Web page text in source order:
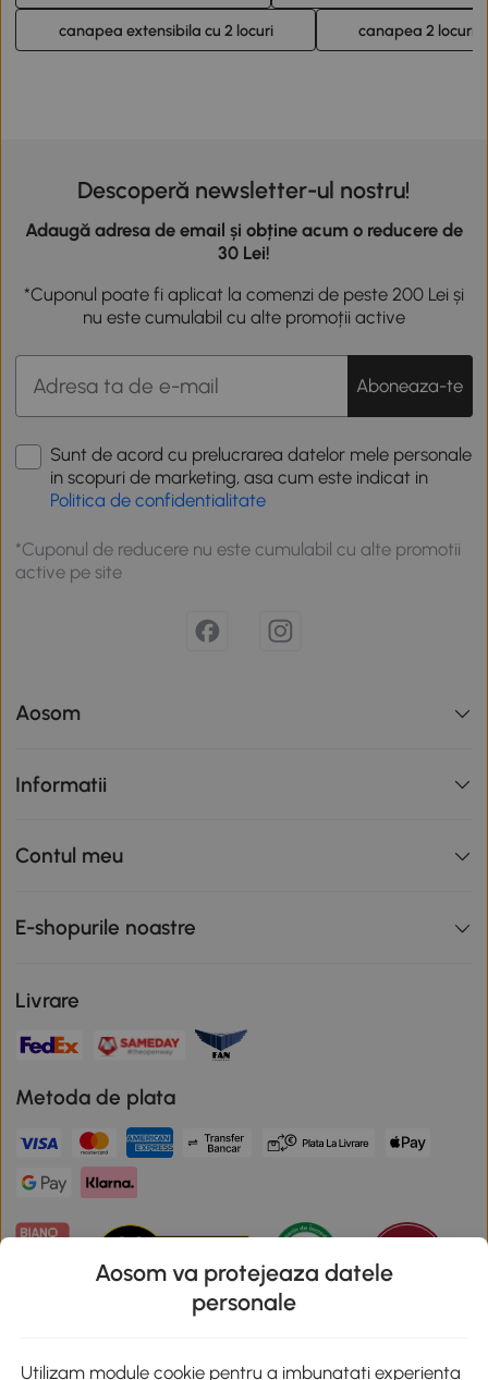
canapea extensibila cu 2 locuri canapea 2 locuri
Descoperă newsletter-ul nostru!
Adaugă adresa de email și obține acum o reducere de
30 Lei!
*Cuponul poate fi aplicat la comenzi de peste 200 Lei și
nu este cumulabil cu alte promoții active
Aboneaza-te
Sunt de acord cu prelucrarea datelor mele personale
in scopuri de marketing, asa cum este indicat in
Politica de confidentialitate
*Cuponul de reducere nu este cumulabil cu alte promotii
active pe site
Aosom
Informatii
Contul meu
E-shopurile noastre
Livrare
Metoda de plata
Descarca aplicatia Aosom
Aosom va protejeaza datele
personale
Utilizam module cookie pentru a imbunatati experienta